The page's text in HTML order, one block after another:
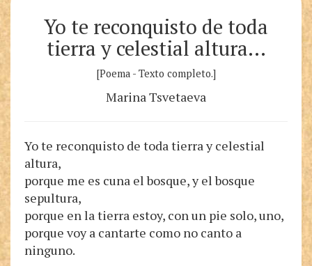
Yo te reconquisto de toda
tierra y celestial altura…
[Poema - Texto completo.]
Marina Tsvetaeva
Yo te reconquisto de toda tierra y celestial
altura,
porque me es cuna el bosque, y el bosque
sepultura,
porque en la tierra estoy, con un pie solo, uno,
porque voy a cantarte como no canto a
ninguno.